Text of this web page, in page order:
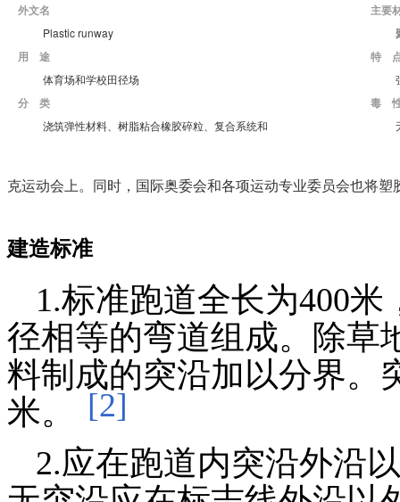
外文名
Plastic runway
用 途
体育场和学校田径场
分 类
浇筑弹性材料、树脂粘合橡胶碎粒、复合系统和
主要
特
毒
克运动会上。同时，国际奥委会和各项运动专业委员会也将
建造标准
1.标准跑道全长为400
径相等的弯道组成。除草
料制成的突沿加以分界。
米。
[2]
2.应在跑道内突沿外沿